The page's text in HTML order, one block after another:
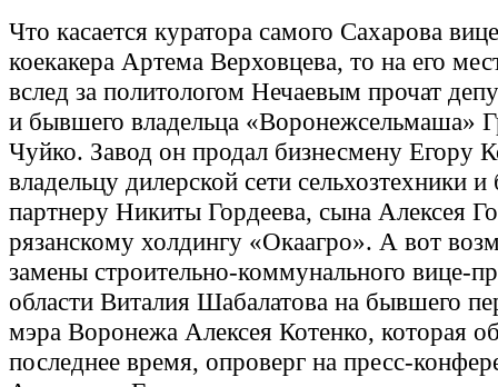
Что касается куратора самого Сахарова
коекакера Артема Верховцева, то на его
вслед за политологом Нечаевым прочат
и бывшего владельца «Воронежсельмаша»
Чуйко. Завод он продал бизнесмену Егору
владельцу дилерской сети сельхозтехники
партнеру Никиты Гордеева, сына Алексея
рязанскому холдингу «Окаагро». А вот
замены строительно-коммунального вице-
области Виталия Шабалатова на бывшего
мэра Воронежа Алексея Котенко, которая
последнее время, опроверг на пресс-